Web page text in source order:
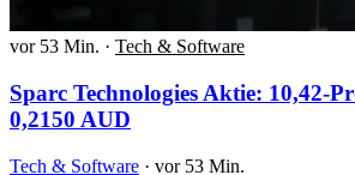
vor 53 Min. · Tech & Software
Sparc Technologies Aktie: 10,42-
0,2150 AUD
Tech & Software · vor 53 Min.